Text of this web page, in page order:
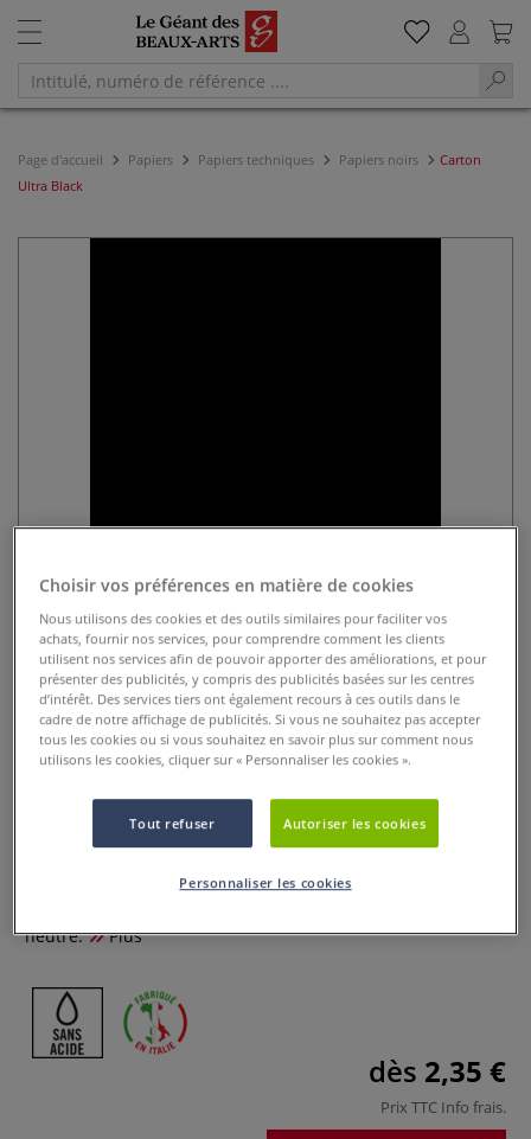
Page d'accueil Papiers Papiers techniques Papiers noirs
Carton
Ultra Black
Carton Ultra Black
0 Commentaires
Fabriqué à partir de cellulose blanchie sans chlore et de
neutre.
Plus
dès 2,35 €
Prix TTC Info frais.
Choisir vos préférences en matière de cookies
Nous utilisons des cookies et des outils similaires pour faciliter vos
achats, fournir nos services, pour comprendre comment les clients
utilisent nos services afin de pouvoir apporter des améliorations, et pour
présenter des publicités, y compris des publicités basées sur les centres
d’intérêt. Des services tiers ont également recours à ces outils dans le
cadre de notre affichage de publicités. Si vous ne souhaitez pas accepter
tous les cookies ou si vous souhaitez en savoir plus sur comment nous
utilisons les cookies, cliquer sur « Personnaliser les cookies ».
Tout refuser Autoriser les cookies
Personnaliser les cookies